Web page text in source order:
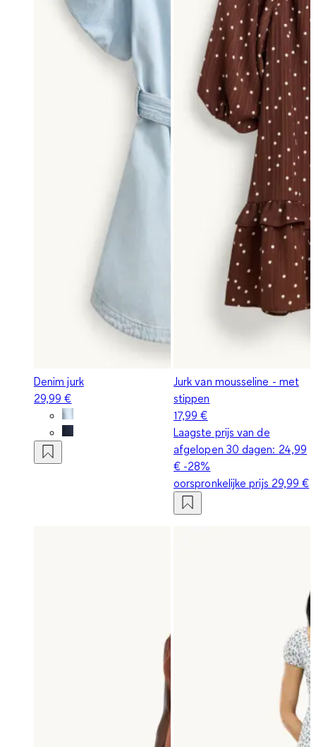
Denim jurk
29,99 €
Jurk van mousseline - met
stippen
17,99 €
Laagste prijs van de
afgelopen 30 dagen: 24,99
€ -28%
oorspronkelijke prijs 29,99 €